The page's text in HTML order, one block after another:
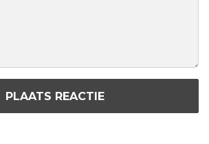
PLAATS REACTIE